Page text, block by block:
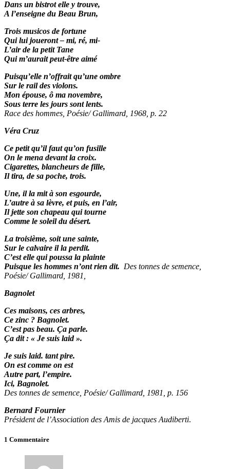
Dans un bistrot elle y trouve,
A l’enseigne du Beau Brun,
Trois musicos de fortune
Qui lui joueront – mi, ré, mi-
L’air de la petit Tane
Qui m’aurait peut-être aimé
Puisqu’elle n’offrait qu’une ombre
Sur le rail des violons.
Mon épouse, ô ma novembre,
Sous terre les jours sont lents.
Race des hommes, Poésie/ Gallimard, 1968, p. 22
Véra Cruz
Ce petit qu’il faut qu’on fusille
On le mena devant la croix.
Cigarettes, blancheurs de fille,
Il tira, de sa poche, trois.
Une, il la mit à son esgourde,
L’autre à sa lèvre, et puis, en l’air,
Il jette son chapeau qui tourne
Comme le soleil du désert.
La troisième, soit une sainte,
Sur le calvaire il la perdit.
C’est elle qui poussa la plainte
Puisque les hommes n’ont rien dit. Des tonnes de semence,
Poésie/ Gallimard, 1981,
Bagnolet
Ces maisons, ces arbres,
Ce zinc ? Bagnolet.
C’est pas beau. Ça parle.
Ça dit : « Je suis laid ».
Je suis laid. tant pire.
On est comme on est
Autre part, l’empire.
Ici, Bagnolet.
Des tonnes de semence, Poésie/ Gallimard, 1981, p. 156
Bernard Fournier
Président de l’Association des Amis de jacques Audiberti.
1 Commentaire